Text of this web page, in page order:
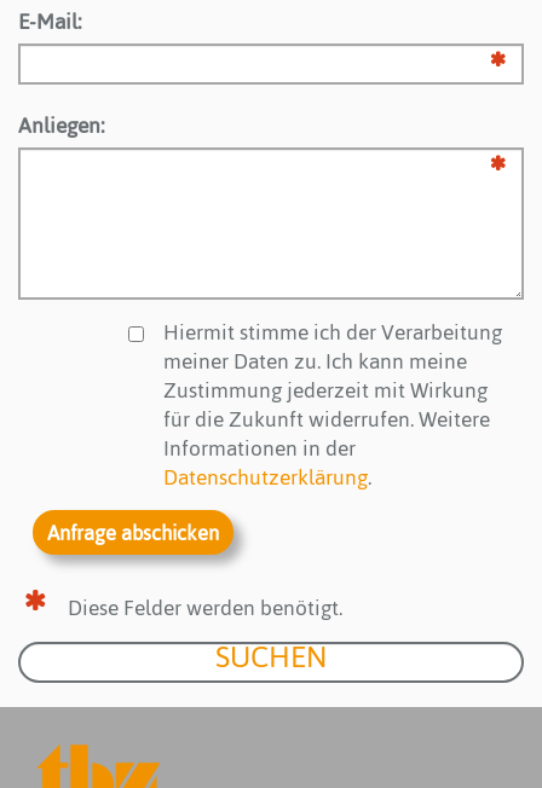
E-Mail:
Anliegen:
Hiermit stimme ich der Verarbeitung
meiner Daten zu. Ich kann meine
Zustimmung jederzeit mit Wirkung
für die Zukunft widerrufen. Weitere
Informationen in der
Datenschutzerklärung.
Diese Felder werden benötigt.